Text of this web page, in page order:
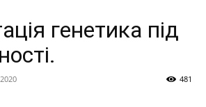
генетика під
481